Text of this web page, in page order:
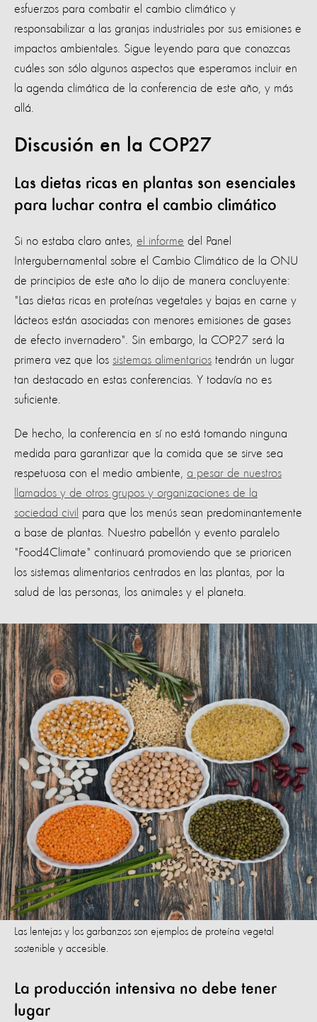
esfuerzos para combatir el cambio climático y
responsabilizar a las granjas industriales por sus emisiones e
impactos ambientales. Sigue leyendo para que conozcas
cuáles son sólo algunos aspectos que esperamos incluir en
la agenda climática de la conferencia de este año, y más
allá.
Discusión en la COP27
Las dietas ricas en plantas son esenciales
para luchar contra el cambio climático
Si no estaba claro antes, el informe del Panel
Intergubernamental sobre el Cambio Climático de la ONU
de principios de este año lo dijo de manera concluyente:
"Las dietas ricas en proteínas vegetales y bajas en carne y
lácteos están asociadas con menores emisiones de gases
de efecto invernadero". Sin embargo, la COP27 será la
primera vez que los sistemas alimentarios tendrán un lugar
tan destacado en estas conferencias. Y todavía no es
suficiente.
De hecho, la conferencia en sí no está tomando ninguna
medida para garantizar que la comida que se sirve sea
respetuosa con el medio ambiente, a pesar de nuestros
llamados y de otros grupos y organizaciones de la
sociedad civil para que los menús sean predominantemente
a base de plantas. Nuestro pabellón y evento paralelo
"Food4Climate" continuará promoviendo que se prioricen
los sistemas alimentarios centrados en las plantas, por la
salud de las personas, los animales y el planeta.
Las lentejas y los garbanzos son ejemplos de proteína vegetal
sostenible y accesible.
La producción intensiva no debe tener
lugar